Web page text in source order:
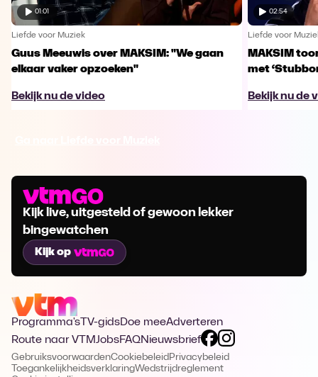
01:01
Liefde voor Muziek
Guus Meeuwis over MAKSIM: "We gaan
elkaar vaker opzoeken"
Bekijk nu de video
02:54
Liefde voor
MAKSIM
met
Bekijk nu de
Kijk live, uitgesteld of gewoon lekker
bingewatchen
Kijk op
Programma's TV-gidsDoe meeAdverteren
Route naar VTMJobsFAQNieuwsbrief
GebruiksvoorwaardenCookiebeleid Privacybeleid
ToegankelijkheidsverklaringWedstrijdreglement